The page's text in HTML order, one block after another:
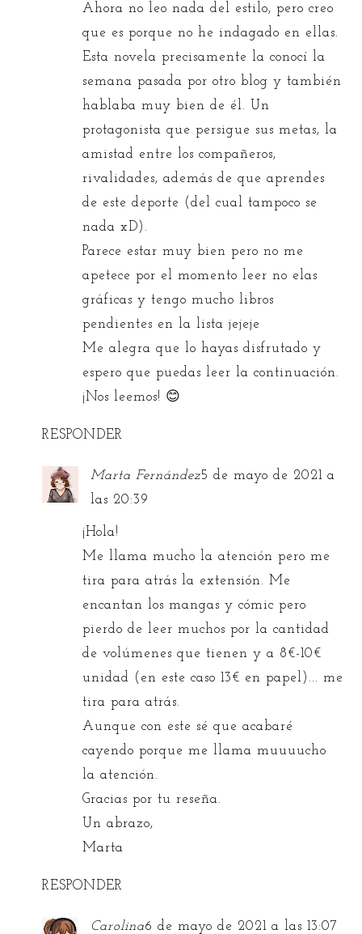
Ahora no leo nada del estilo, pero creo
que es porque no he indagado en ellas.
Esta novela precisamente la conocí la
semana pasada por otro blog y también
hablaba muy bien de él. Un
protagonista que persigue sus metas, la
amistad entre los compañeros,
rivalidades, además de que aprendes
de este deporte (del cual tampoco se
nada xD).
Parece estar muy bien pero no me
apetece por el momento leer no elas
gráficas y tengo mucho libros
pendientes en la lista jejeje
Me alegra que lo hayas disfrutado y
espero que puedas leer la continuación.
¡Nos leemos! 😊
RESPONDER
Marta Fernández5 de mayo de 2021 a
las 20:39
¡Hola!
Me llama mucho la atención pero me
tira para atrás la extensión. Me
encantan los mangas y cómic pero
pierdo de leer muchos por la cantidad
de volúmenes que tienen y a 8€-10€
unidad (en este caso 13€ en papel)... me
tira para atrás.
Aunque con este sé que acabaré
cayendo porque me llama muuuucho
la atención.
Gracias por tu reseña.
Un abrazo,
Marta
RESPONDER
Carolina6 de mayo de 2021 a las 13:07